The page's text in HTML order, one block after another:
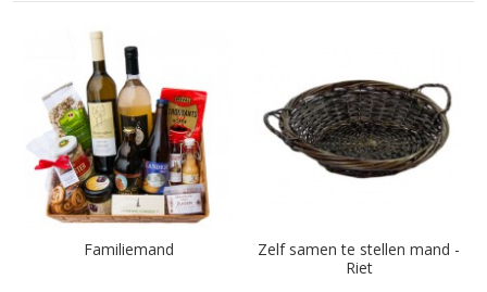
Familiemand
Zelf samen te stellen mand -
Riet